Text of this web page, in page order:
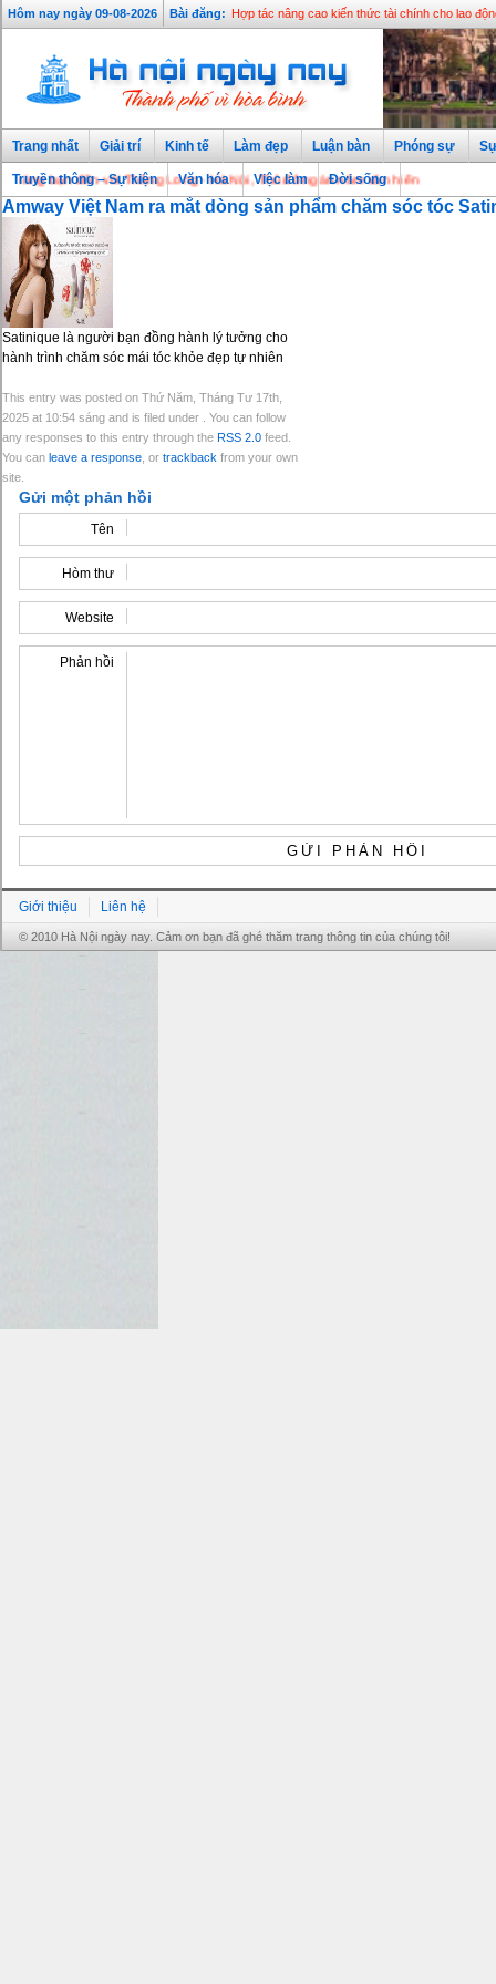
Hôm nay ngày 09-08-2026 Bài đăng: Hợp tác nâng cao kiến thức tài chính cho lao
bạn đến với Thăng Long - Hà Nội, Thủ đô ngàn năm văn hiến
Trang nhất Giải trí Kinh tế Làm đẹp Luận bàn Phóng sự
Truyền thông – Sự kiện Văn hóa Việc làm Đời sống
Amway Việt Nam ra mắt dòng sản phẩm chăm sóc tóc
Satinique là người bạn đồng hành lý tưởng cho
hành trình chăm sóc mái tóc khỏe đẹp tự nhiên
This entry was posted on Thứ Năm, Tháng Tư 17th,
2025 at 10:54 sáng and is filed under . You can follow
any responses to this entry through the RSS 2.0 feed.
You can leave a response , or trackback from your own
site.
Gửi một phản hồi
Tên
Hòm thư
Website
Phản hồi
Giới thiệu Liên hệ
© 2010 Hà Nội ngày nay. Cảm ơn bạn đã ghé thăm trang thông tin của chúng tôi!